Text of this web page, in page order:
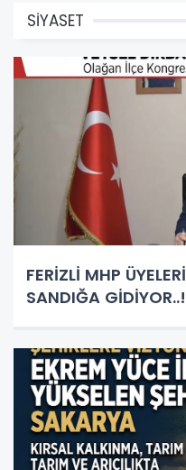
SİYASET
FERİZLİ MHP
SANDIĞA GİDİYOR..!